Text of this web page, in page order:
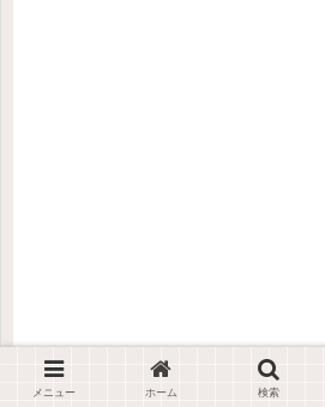
メニュー ホーム 検索